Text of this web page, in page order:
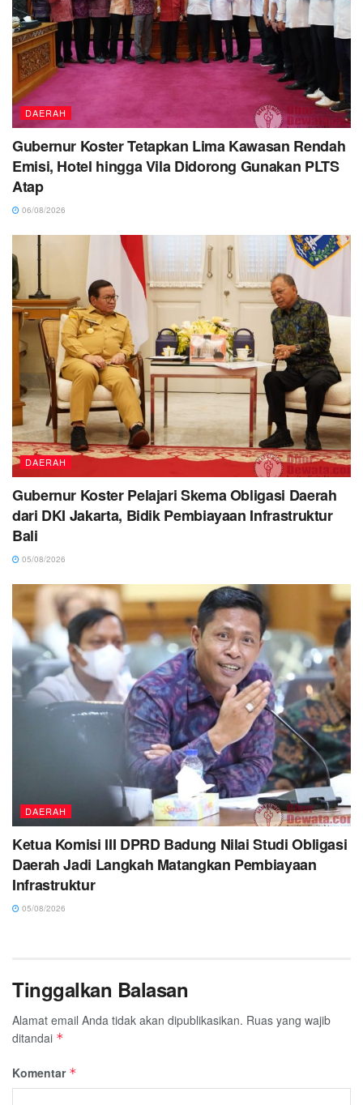
DAERAH
Gubernur Koster Tetapkan Lima Kawasan Rendah
Emisi, Hotel hingga Vila Didorong Gunakan PLTS
Atap
06/08/2026
DAERAH
Gubernur Koster Pelajari Skema Obligasi Daerah
dari DKI Jakarta, Bidik Pembiayaan Infrastruktur
Bali
05/08/2026
DAERAH
Ketua Komisi III DPRD Badung Nilai Studi Obligasi
Daerah Jadi Langkah Matangkan Pembiayaan
Infrastruktur
05/08/2026
Tinggalkan Balasan
Alamat email Anda tidak akan dipublikasikan. Ruas yang wajib
ditandai *
Komentar *